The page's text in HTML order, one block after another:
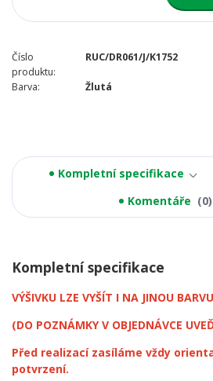
Číslo
produktu:
RUC/DR061/J/K1752
Barva: Žlutá
Kompletní specifikace
Komentáře
0
Kompletní specifikace
VÝŠIVKU LZE VYŠÍT I NA JINOU
(DO POZNÁMKY V OBJEDNÁVCE
Před realizací zasíláme vždy
potvrzení.